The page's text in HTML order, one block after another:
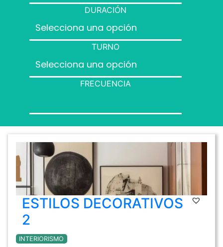
DURACIÓN
TURNO
FRECUENCIA
ESTILOS DECORATIVOS
2
INTERIORISMO